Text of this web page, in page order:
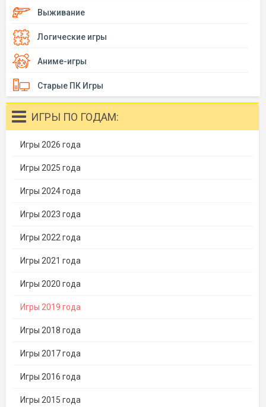
Выживание
Логические игры
Аниме-игры
Старые ПК Игры
ИГРЫ ПО ГОДАМ:
Игры 2026 года
Игры 2025 года
Игры 2024 года
Игры 2023 года
Игры 2022 года
Игры 2021 года
Игры 2020 года
Игры 2019 года
Игры 2018 года
Игры 2017 года
Игры 2016 года
Игры 2015 года